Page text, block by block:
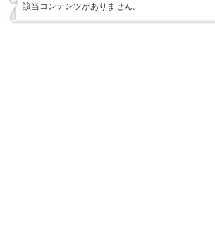
該当コンテンツがありません。